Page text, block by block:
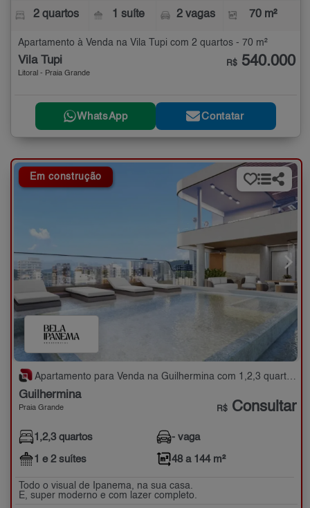
2 quartos 1 suíte 2 vagas 70 m²
Apartamento à Venda na Vila Tupi com 2 quartos - 70 m²
Vila Tupi
Litoral - Praia Grande
R$ 540.000
WhatsApp Contatar
Em construção
Apartamento para Venda na Guilhermina com 1,2,3 quartos - 48 a 144 m²
Guilhermina
Praia Grande R$ Consultar
1,2,3 quartos
1 e 2 suítes
- vaga
48 a 144 m²
Todo o visual de Ipanema, na sua casa.
E, super moderno e com lazer completo.